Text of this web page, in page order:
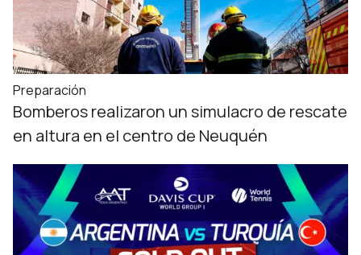
Preparación
Bomberos realizaron un simulacro de rescate
en altura en el centro de Neuquén